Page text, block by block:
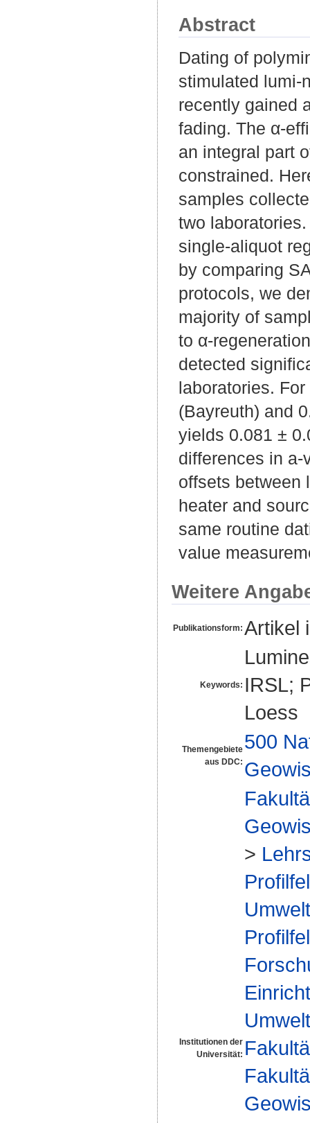
Abstract
Dating of
stimulated lumi-
recently gained
fading. The α-
an integral part
constrained.
samples
two
single-aliquot
by comparing
protocols, we
majority of
to α-
detected
laboratories.
(Bayreuth) and
yields 0.081 ±
differences in
offsets between
heater and
same routine
value
Weitere
Publikationsform: Artikel
Keywords: IRSL;
Loess
Themengebiete
aus DDC:
500
Institutionen der
Universität:
>